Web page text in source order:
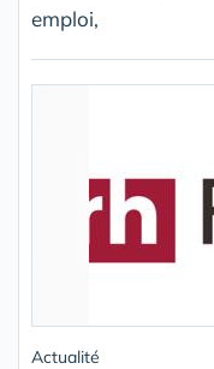
emploi,
Actualité